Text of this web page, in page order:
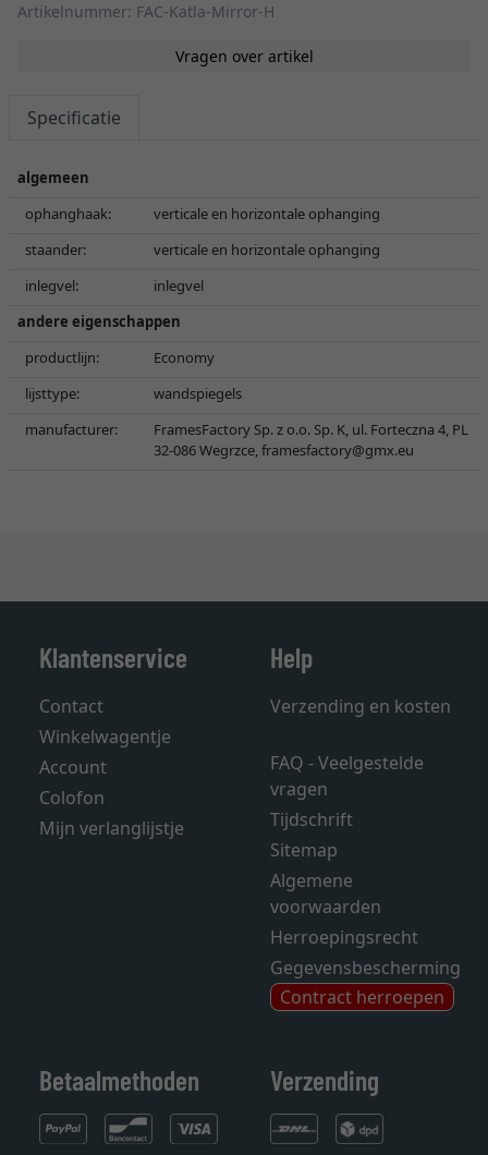
Artikelnummer: FAC-Katla-Mirror-H
Vragen over artikel
Specificatie
algemeen
ophanghaak:
verticale en horizontale ophanging
staander:
verticale en horizontale ophanging
inlegvel:
inlegvel
andere eigenschappen
productlijn:
Economy
lijsttype:
wandspiegels
manufacturer:
FramesFactory Sp. z o.o. Sp. K, ul. Forteczna 4, PL
32-086 Wegrzce,framesfactory@gmx.eu
Klantenservice
Contact
Winkelwagentje
Account
Colofon
Mijn verlanglijstje
Help
Verzending en kosten
FAQ - Veelgestelde
vragen
Tijdschrift
Sitemap
Algemene
voorwaarden
Herroepingsrecht
Gegevensbescherming
Contract herroepen
Betaalmethoden Verzending